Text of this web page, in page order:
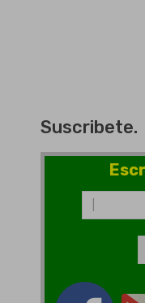
Suscribete.